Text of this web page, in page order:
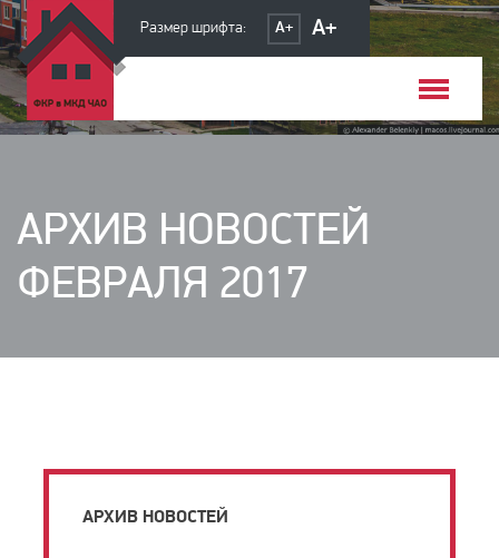
Размер шрифта: A+ A+
АРХИВ НОВОСТЕЙ
ФЕВРАЛЯ 2017
АРХИВ НОВОСТЕЙ